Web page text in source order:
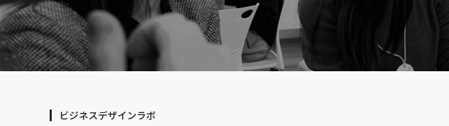
ビジネスデザインラボ